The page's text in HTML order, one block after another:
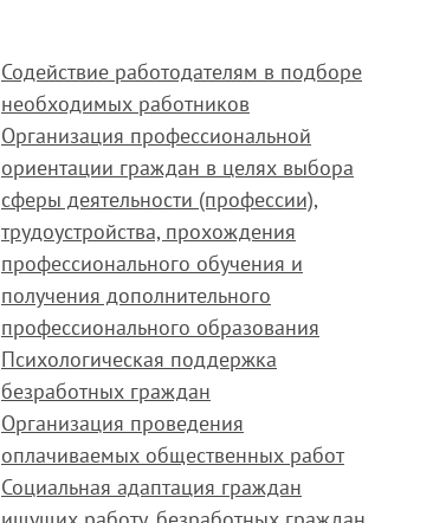
Содействие работодателям в подборе
необходимых работников
Организация профессиональной
ориентации граждан в целях выбора
сферы деятельности (профессии),
трудоустройства, прохождения
профессионального обучения и
получения дополнительного
профессионального образования
Психологическая поддержка
безработных граждан
Организация проведения
оплачиваемых общественных работ
Социальная адаптация граждан